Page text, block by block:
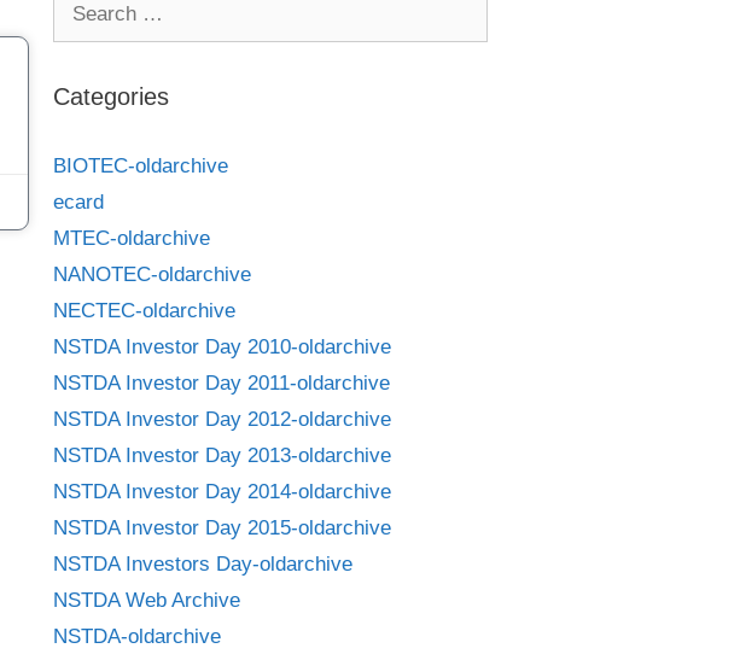
Categories
BIOTEC-oldarchive
ecard
MTEC-oldarchive
NANOTEC-oldarchive
NECTEC-oldarchive
NSTDA Investor Day 2010-oldarchive
NSTDA Investor Day 2011-oldarchive
NSTDA Investor Day 2012-oldarchive
NSTDA Investor Day 2013-oldarchive
NSTDA Investor Day 2014-oldarchive
NSTDA Investor Day 2015-oldarchive
NSTDA Investors Day-oldarchive
NSTDA Web Archive
NSTDA-oldarchive